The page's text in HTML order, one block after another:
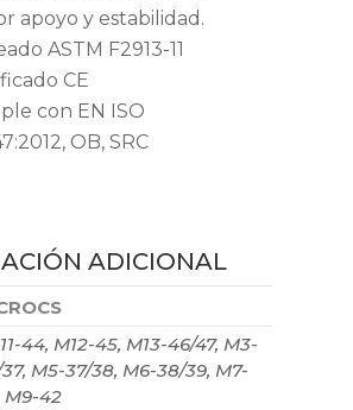
apoyo y estabilidad.
ASTM F2913-11
CE
con EN ISO
OB, SRC
ADICIONAL
44, M12-45, M13-46/47, M3-
M5-37/38, M6-38/39, M7-
M9-42